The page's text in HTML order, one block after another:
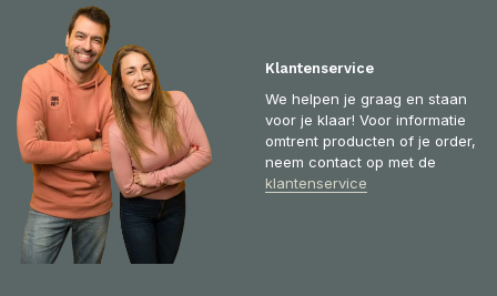
Klantenservice
We helpen je graag en staan
voor je klaar! Voor informatie
omtrent producten of je order,
neem contact op met de
klantenservice